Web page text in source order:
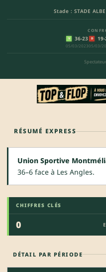
Stade : STADE
V 36-23
05/03/2023
D
05/03/
RÉSUMÉ EXPRESS
Union Sportive
36–6 face à Les Angles.
CHIFFRES CLÉS
0
DÉTAIL PAR PÉRIODE